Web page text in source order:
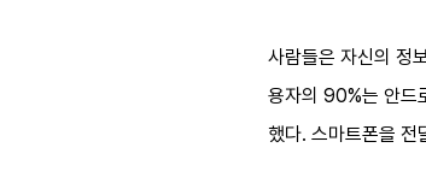
사람들은 자신의 정
용자의 90%는 안드
했다. 스마트폰을 전